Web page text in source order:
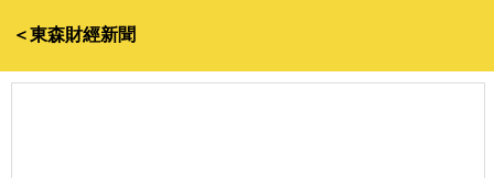
＜東森財經新聞